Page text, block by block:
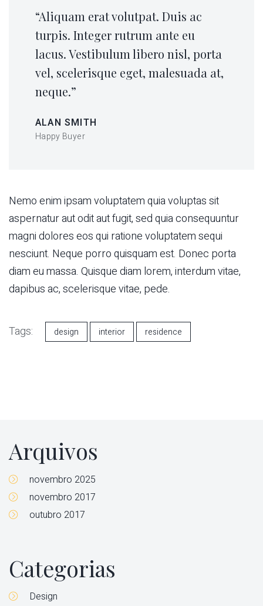
“Aliquam erat volutpat. Duis ac
turpis. Integer rutrum ante eu
lacus. Vestibulum libero nisl, porta
vel, scelerisque eget, malesuada at,
neque.”
ALAN SMITH
Happy Buyer
Nemo enim ipsam voluptatem quia voluptas sit
aspernatur aut odit aut fugit, sed quia consequuntur
magni dolores eos qui ratione voluptatem sequi
nesciunt. Neque porro quisquam est. Donec porta
diam eu massa. Quisque diam lorem, interdum vitae,
dapibus ac, scelerisque vitae, pede.
Tags: design interior residence
Arquivos
novembro 2025
novembro 2017
outubro 2017
Categorias
Design